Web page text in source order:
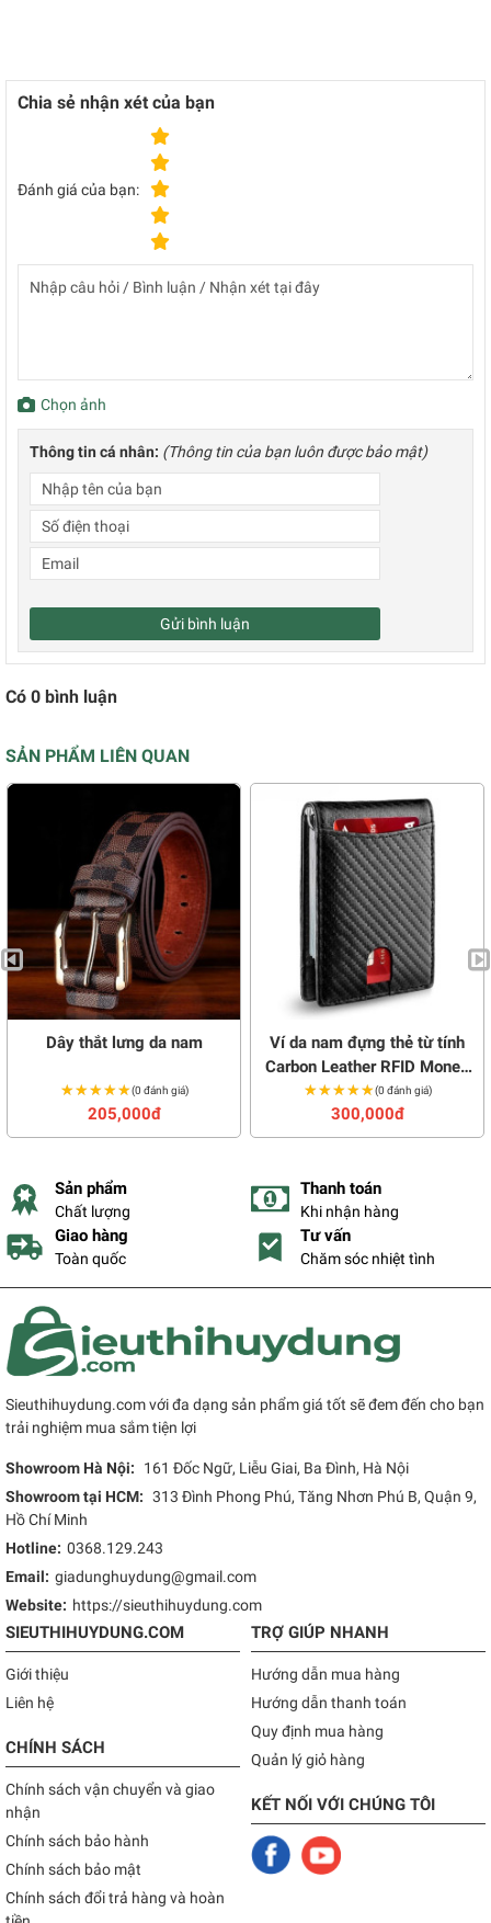
Chia sẻ nhận xét của bạn
Đánh giá của bạn:
Chọn ảnh
Thông tin cá nhân: (Thông tin của bạn luôn được bảo mật)
Gửi bình luận
Có 0 bình luận
SẢN PHẨM LIÊN QUAN
Dây thắt lưng da nam
★★★★★
★★★★★(0 đánh giá)
205,000đ
Ví da nam đựng thẻ từ tính
Carbon Leather RFID Money
Clip
★★★★★
★★★★★(0 đánh giá)
300,000đ
Sản phẩm
Chất lượng
Thanh toán
Khi nhận hàng
Giao hàng
Toàn quốc
Tư vấn
Chăm sóc nhiệt tình
Sieuthihuydung.com với đa dạng sản phẩm giá tốt sẽ đem đến cho bạn
trải nghiệm mua sắm tiện lợi
Showroom Hà Nội:
161 Đốc Ngữ, Liễu Giai, Ba Đình, Hà Nội
Showroom tại HCM: 313 Đình Phong Phú, Tăng Nhơn Phú B, Quận 9,
Hồ Chí Minh
Hotline: 0368.129.243
Email: giadunghuydung@gmail.com
Website: https://sieuthihuydung.com
SIEUTHIHUYDUNG.COM
Giới thiệu
Liên hệ
CHÍNH SÁCH
Chính sách vận chuyển và giao
nhận
Chính sách bảo hành
Chính sách bảo mật
Chính sách đổi trả hàng và hoàn
TRỢ GIÚP NHANH
Hướng dẫn mua hàng
Hướng dẫn thanh toán
Quy định mua hàng
Quản lý giỏ hàng
KẾT NỐI VỚI CHÚNG TÔI